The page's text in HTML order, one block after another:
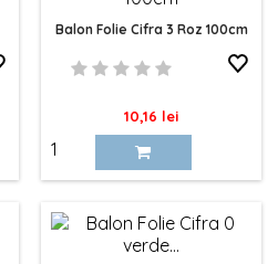
Balon Folie Cifra 3 Roz 100cm
Pret
10,16 lei